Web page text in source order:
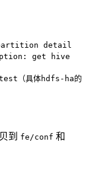
detail
get hive
（具体hdfs-ha的
到 fe/conf 和